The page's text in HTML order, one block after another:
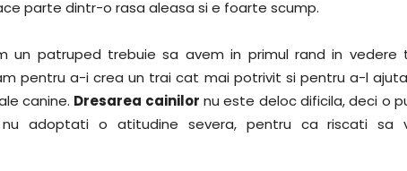
parte dintr-o rasa aleasa si e foarte scump.
un patruped trebuie sa avem in primul rand in vedere
pentru a-i crea un trai cat mai potrivit si pentru a-l
canine. Dresarea cainilor nu este deloc dificila, deci o
nu adoptati o atitudine severa, pentru ca riscati sa